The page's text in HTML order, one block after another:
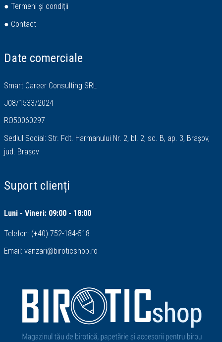
● Termeni și condiții
● Contact
Date comerciale
Smart Career Consulting SRL
J08/1533/2024
RO50060297
Sediul Social: Str. Fdt. Harmanului Nr. 2, bl. 2, sc. B, ap. 3, Brașov,
jud. Brașov
Suport clienți
Luni - Vineri: 09:00 - 18:00
Telefon: (+40) 752-184-518
Email: vanzari@biroticshop.ro